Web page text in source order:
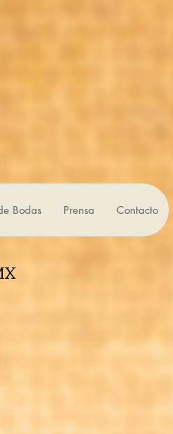
Bodas Prensa Contacto